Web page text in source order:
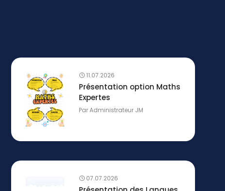
11.07.2026
Présentation option Maths
Expertes
ParAdministrateur JM
07.07.2026